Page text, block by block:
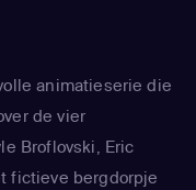
animatieserie die
de vier
Broflovski, Eric
fictieve bergdorpje